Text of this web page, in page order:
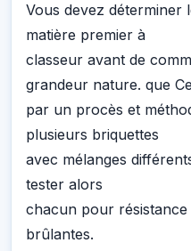
Vous devez
matière premier à
classeur avant de
grandeur nature. que
par un procès et
plusieurs briquettes
avec mélanges
tester alors
chacun pour
brûlantes.